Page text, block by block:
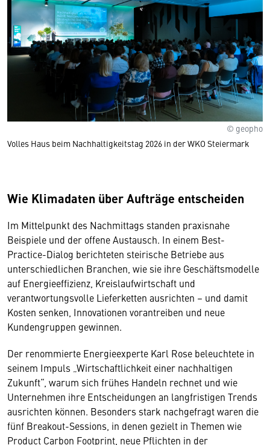
© geopho
Volles Haus beim Nachhaltigkeitstag 2026 in der WKO Steiermark
Wie Klimadaten über Aufträge entscheiden
Im Mittelpunkt des Nachmittags standen praxisnahe
Beispiele und der offene Austausch. In einem Best-
Practice-Dialog berichteten steirische Betriebe aus
unterschiedlichen Branchen, wie sie ihre Geschäftsmodelle
auf Energieeffizienz, Kreislaufwirtschaft und
verantwortungsvolle Lieferketten ausrichten – und damit
Kosten senken, Innovationen vorantreiben und neue
Kundengruppen gewinnen.
Der renommierte Energieexperte Karl Rose beleuchtete in
seinem Impuls „Wirtschaftlichkeit einer nachhaltigen
Zukunft“, warum sich frühes Handeln rechnet und wie
Unternehmen ihre Entscheidungen an langfristigen Trends
ausrichten können. Besonders stark nachgefragt waren die
fünf Breakout-Sessions, in denen gezielt in Themen wie
Product Carbon Footprint, neue Pflichten in der